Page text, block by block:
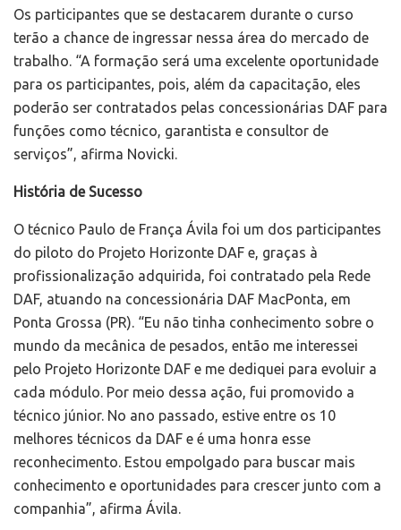
Os participantes que se destacarem durante o curso
terão a chance de ingressar nessa área do mercado de
trabalho. “A formação será uma excelente oportunidade
para os participantes, pois, além da capacitação, eles
poderão ser contratados pelas concessionárias DAF para
funções como técnico, garantista e consultor de
serviços”, afirma Novicki.
História de Sucesso
O técnico Paulo de França Ávila foi um dos participantes
do piloto do Projeto Horizonte DAF e, graças à
profissionalização adquirida, foi contratado pela Rede
DAF, atuando na concessionária DAF MacPonta, em
Ponta Grossa (PR). “Eu não tinha conhecimento sobre o
mundo da mecânica de pesados, então me interessei
pelo Projeto Horizonte DAF e me dediquei para evoluir a
cada módulo. Por meio dessa ação, fui promovido a
técnico júnior. No ano passado, estive entre os 10
melhores técnicos da DAF e é uma honra esse
reconhecimento. Estou empolgado para buscar mais
conhecimento e oportunidades para crescer junto com a
companhia”, afirma Ávila.